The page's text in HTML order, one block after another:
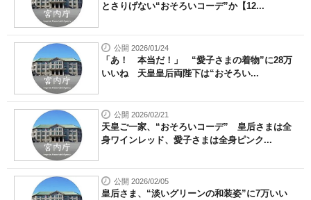
とさりげない“おそろいコーデ”か【12...
公開 2026/01/24
「あ！ 本当だ！」 “愛子さまの着物”に28万
いいね 天皇皇后両陛下は“おそろい...
公開 2026/02/21
天皇ご一家、“おそろいコーデ” 皇后さまは全
身ワインレッド、愛子さまは全身ピンク...
公開 2026/02/05
皇后さま、“淡いグリーンの和装姿”に7万いい